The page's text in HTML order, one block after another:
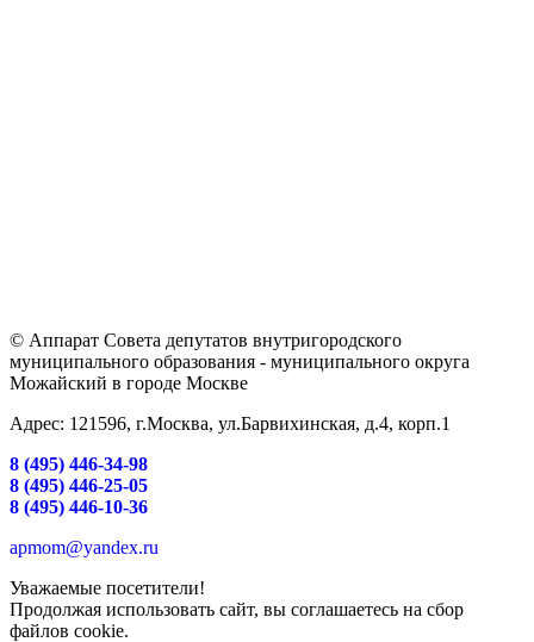
© Аппарат Совета депутатов внутригородского
муниципального образования - муниципального округа
Можайский в городе Москве
Адрес: 121596, г.Москва, ул.Барвихинская, д.4, корп.1
8 (495) 446-34-98
8 (495) 446-25-05
8 (495) 446-10-36
apmom@yandex.ru
Уважаемые посетители!
Продолжая использовать сайт, вы соглашаетесь на сбор
файлов cookie.